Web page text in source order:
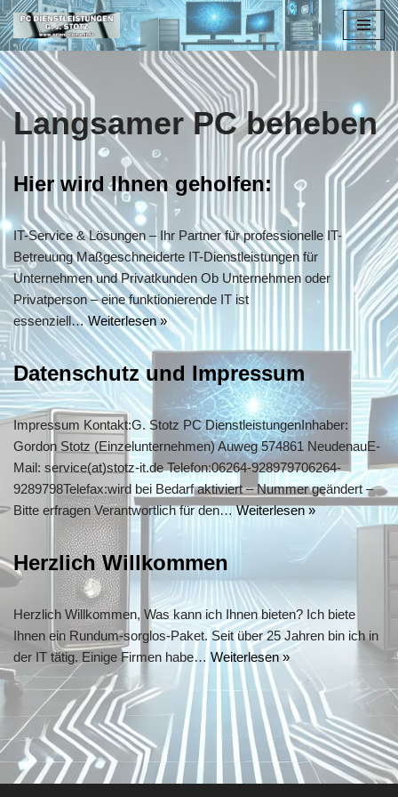
Zum
Inhalt
springen
Langsamer PC beheben
Hier wird Ihnen geholfen:
IT-Service & Lösungen – Ihr Partner für professionelle IT-
Betreuung Maßgeschneiderte IT-Dienstleistungen für
Unternehmen und Privatkunden Ob Unternehmen oder
Privatperson – eine funktionierende IT ist
essenziell…Weiterlesen »
Datenschutz und Impressum
Impressum Kontakt:G. Stotz PC DienstleistungenInhaber:
Gordon Stotz (Einzelunternehmen) Auweg 574861 NeudenauE-
Mail: service(at)stotz-it.de Telefon:06264-928979706264-
9289798Telefax:wird bei Bedarf aktiviert – Nummer geändert –
Bitte erfragen Verantwortlich für den…Weiterlesen »
Herzlich Willkommen
Herzlich Willkommen, Was kann ich Ihnen bieten? Ich biete
Ihnen ein Rundum-sorglos-Paket. Seit über 25 Jahren bin ich in
der IT tätig. Einige Firmen habe… Weiterlesen »